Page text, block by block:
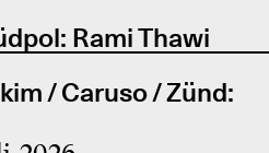
Rami Thawi
/ Caruso / Zünd: